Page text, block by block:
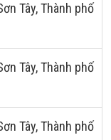
Tây, Thành phố
Tây, Thành phố
Tây, Thành phố